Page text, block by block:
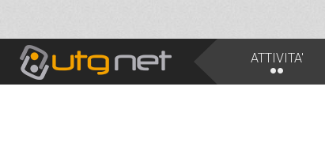
ATTIVITA'